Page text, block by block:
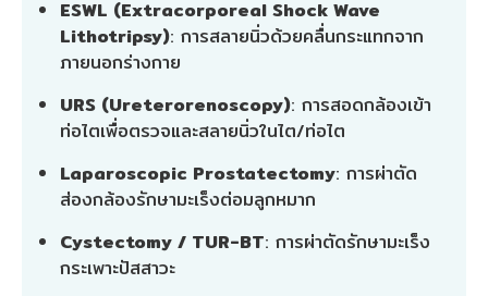
ESWL (Extracorporeal Shock Wave
Lithotripsy): การสลายนิ่วด้วยคลื่นกระแทกจาก
ภายนอกร่างกาย
URS (Ureterorenoscopy): การสอดกล้องเข้า
ท่อไตเพื่อตรวจและสลายนิ่วในไต/ท่อไต
Laparoscopic Prostatectomy: การผ่าตัด
ส่องกล้องรักษามะเร็งต่อมลูกหมาก
Cystectomy / TUR-BT: การผ่าตัดรักษามะเร็ง
กระเพาะปัสสาวะ